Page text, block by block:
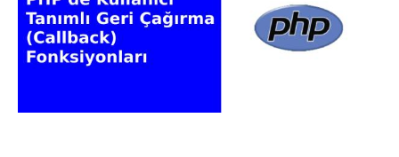
(Callback)
Fonksiyonları